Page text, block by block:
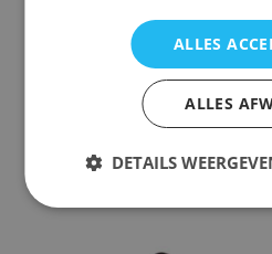
Afstandsbediening Salora
32HDB5005
19,95
Opties selecteren
kan
gekozen
worden
op
ALLES
ALLES
DETAILS